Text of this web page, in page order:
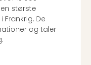
største
De
og taler